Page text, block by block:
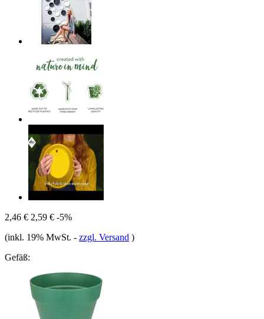
2,46 € 2,59 € -5%
(inkl. 19% MwSt. - zzgl. Versand )
Gefäß: